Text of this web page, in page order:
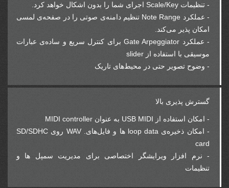
- تنظیمات Scale/Key اجرای شما را بدون اشکال خواهد کرد.
- عملکرد Note Range تنظیم دامنه‌ی صوتی را در صفحه‌ی لمسی
امکان پذیر می‌کند.
- عملکرد Gate Arpeggiator برای کنترل سریع و ساده‌ی عبارات
موسیقی با استفاده از slider
- وضوح تصویر حتی در محیط‌های تاریک
گسترش پذیری بالا
- امکان استفاده از USB MIDI به عنوان MIDI controller
- امکان ذخیره‌ی loop data ها و فایل‌های. WAV روی SD/SDHC
card
- نرم افزار ویرایشگر اختصاصی برای مدیریت سمپل ها و
تنظیمات